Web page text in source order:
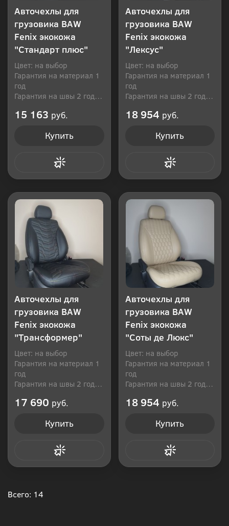
Авточехлы для
грузовика BAW
Fenix экокожа
"Стандарт плюс"
Цвет: на выбор
Гарантия на материал 1
год
Гарантия на швы 2 года
15 163 руб.
Купить
Авточехлы для
грузовика BAW
Fenix экокожа
"Лексус"
Цвет: на выбор
Гарантия на материал 1
год
Гарантия на швы 2 года
18 954 руб.
Купить
Авточехлы для
грузовика BAW
Fenix экокожа
"Трансформер"
Цвет: на выбор
Гарантия на материал 1
год
Гарантия на швы 2 года
17 690 руб.
Купить
Авточехлы для
грузовика BAW
Fenix экокожа
"Соты де Люкс"
Цвет: на выбор
Гарантия на материал 1
год
Гарантия на швы 2 года
18 954 руб.
Купить
Всего: 14